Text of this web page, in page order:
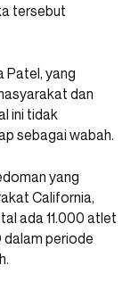
tersebut
Patel, yang
dan
ini tidak
sebagai wabah.
yang
California,
ada 11.000 atlet
dalam periode